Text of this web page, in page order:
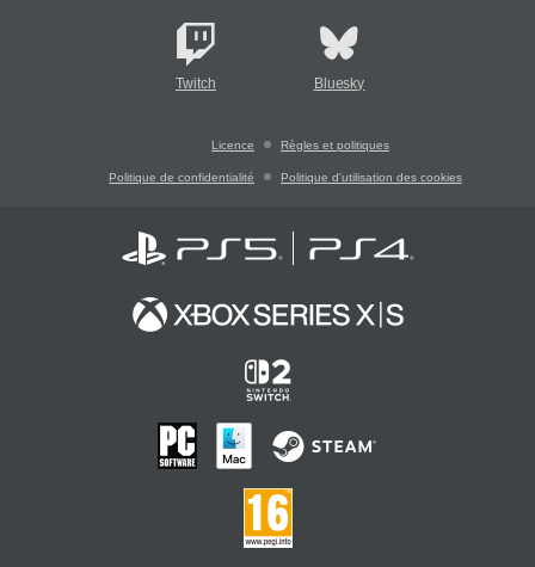
Twitch Bluesky
Licence Règles et politiques
Politique de confidentialité Politique d'utilisation des cookies